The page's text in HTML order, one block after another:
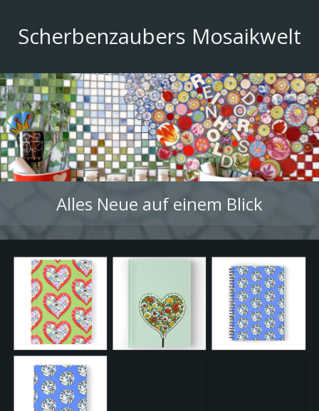
Scherbenzaubers Mosaikwelt
Alles Neue auf einem Blick